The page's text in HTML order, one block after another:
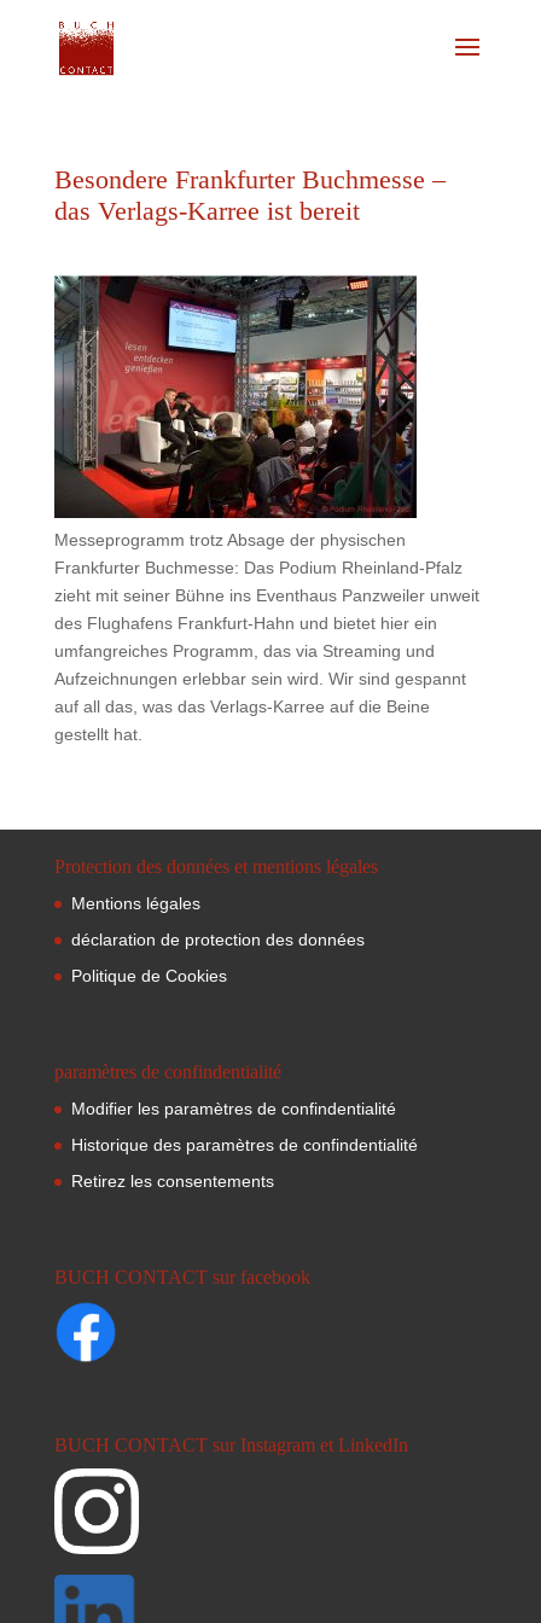
Besondere Frankfurter Buchmesse –
das Verlags-Karree ist bereit
Messeprogramm trotz Absage der physischen
Frankfurter Buchmesse: Das Podium Rheinland-Pfalz
zieht mit seiner Bühne ins Eventhaus Panzweiler unweit
des Flughafens Frankfurt-Hahn und bietet hier ein
umfangreiches Programm, das via Streaming und
Aufzeichnungen erlebbar sein wird. Wir sind gespannt
auf all das, was das Verlags-Karree auf die Beine
gestellt hat.
Protection des données et mentions légales
Mentions légales
déclaration de protection des données
Politique de Cookies
paramètres de confindentialité
Modifier les paramètres de confindentialité
Historique des paramètres de confindentialité
Retirez les consentements
BUCH CONTACT sur facebook
BUCH CONTACT sur Instagram et LinkedIn